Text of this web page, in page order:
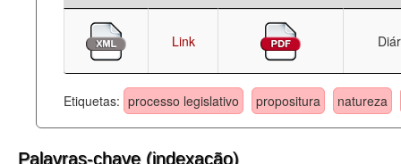
Link
Etiquetas: processo legislativo propositura natureza
Palavras-chave (indexação)